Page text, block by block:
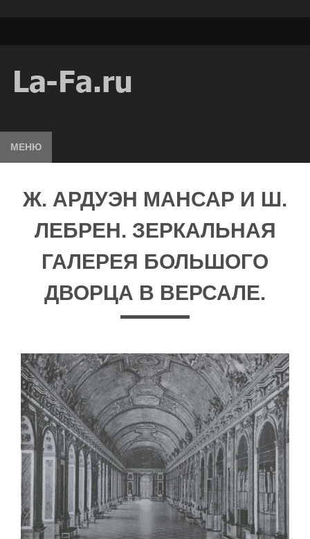
МЕНЮ
Ж. АРДУЭН МАНСАР И Ш.
ЛЕБРЕН. ЗЕРКАЛЬНАЯ
ГАЛЕРЕЯ БОЛЬШОГО
ДВОРЦА В ВЕРСАЛЕ.